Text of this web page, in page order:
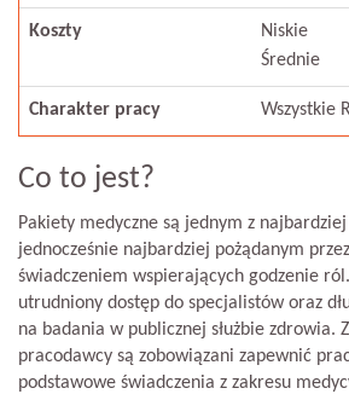
Koszty
Niskie
Średnie
Charakter pracy Wszystkie
Co to jest?
Pakiety medyczne są jednym z
jednocześnie najbardziej pożądanym
świadczeniem wspierających godzenie
utrudniony dostęp do specjalistów oraz
na badania w publicznej służbie zdrowia.
pracodawcy są zobowiązani zapewnić
podstawowe świadczenia z zakresu